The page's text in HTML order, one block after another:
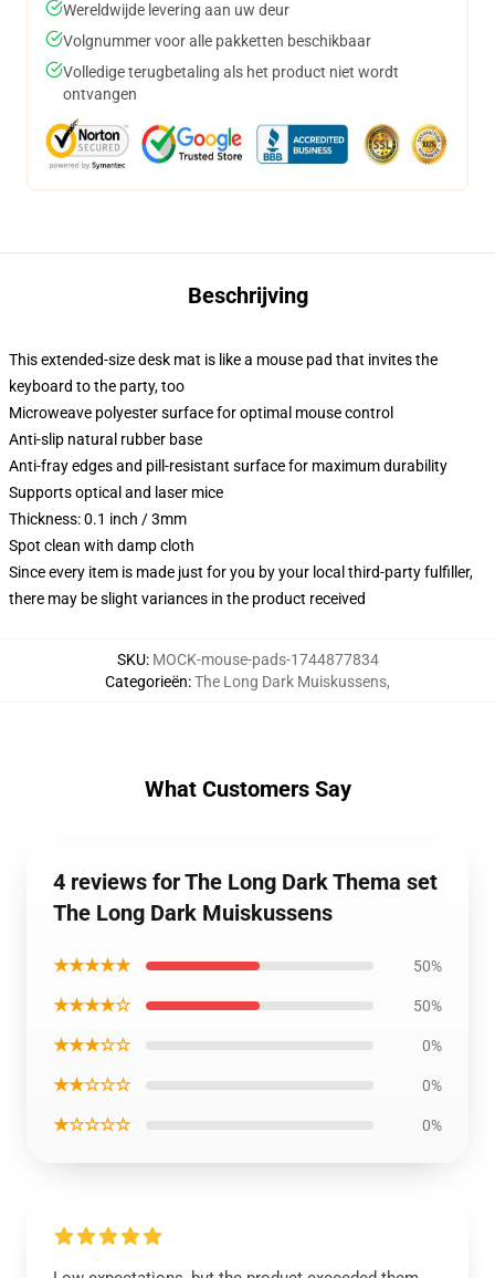
Wereldwijde levering aan uw deur
Volgnummer voor alle pakketten beschikbaar
Volledige terugbetaling als het product niet wordt
ontvangen
Beschrijving
This extended-size desk mat is like a mouse pad that invites the
keyboard to the party, too
Microweave polyester surface for optimal mouse control
Anti-slip natural rubber base
Anti-fray edges and pill-resistant surface for maximum durability
Supports optical and laser mice
Thickness: 0.1 inch / 3mm
Spot clean with damp cloth
Since every item is made just for you by your local third-party fulfiller,
there may be slight variances in the product received
SKU: MOCK-mouse-pads-1744877834
Categorieën:The Long Dark Muiskussens,
What Customers Say
4 reviews for The Long Dark Thema set
The Long Dark Muiskussens
★★★★★ 50%
★★★★☆ 50%
★★★☆☆ 0%
★★☆☆☆ 0%
★☆☆☆☆ 0%